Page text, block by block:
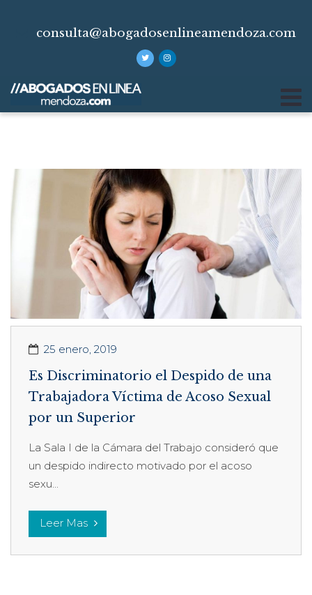
consulta@abogadosenlineamendoza.com
25 enero, 2019
Es Discriminatorio el Despido de una
Trabajadora Víctima de Acoso Sexual
por un Superior
La Sala I de la Cámara del Trabajo consideró que
un despido indirecto motivado por el acoso
sexu...
Leer Mas